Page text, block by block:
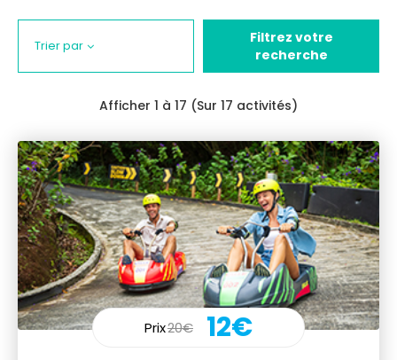
Trier par
Filtrez votre
recherche
Afficher 1 à 17 (Sur 17 activités)
Prix20€ 12€